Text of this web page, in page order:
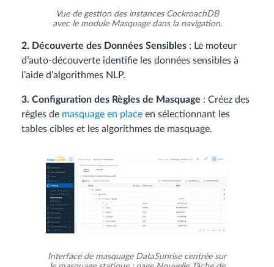
Vue de gestion des instances CockroachDB
avec le module Masquage dans la navigation.
2. Découverte des Données Sensibles : Le moteur
d’auto-découverte identifie les données sensibles à
l’aide d’algorithmes NLP.
3. Configuration des Règles de Masquage : Créez des
règles de masquage en place en sélectionnant les
tables cibles et les algorithmes de masquage.
Interface de masquage DataSunrise centrée sur